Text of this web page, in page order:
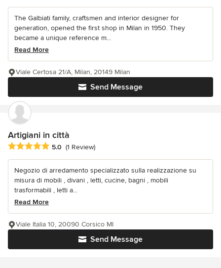
The Galbiati family, craftsmen and interior designer for
generation, opened the first shop in Milan in 1950. They
became a unique reference m...
Read More
Send Message
Viale Certosa 21/A, Milan, 20149 Milan
Artigiani in città
Average rating: 5 out of 5 stars
5.0 (1 Review)
Negozio di arredamento specializzato sulla realizzazione su
misura di mobili , divani , letti, cucine, bagni , mobili
trasformabili , letti a...
Read More
Send Message
Viale Italia 10, 20090 Corsico MI